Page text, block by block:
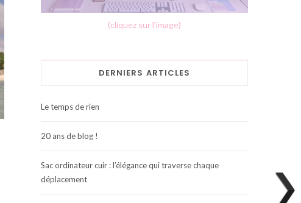
(cliquez sur l'image)
DERNIERS ARTICLES
Le temps de rien
20 ans de blog !
Sac ordinateur cuir : l’élégance qui traverse chaque
déplacement